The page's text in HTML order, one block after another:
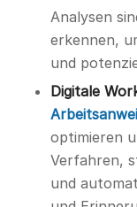
Analysen
erkennen,
und
Digitale
optimieren
Verfahren,
und